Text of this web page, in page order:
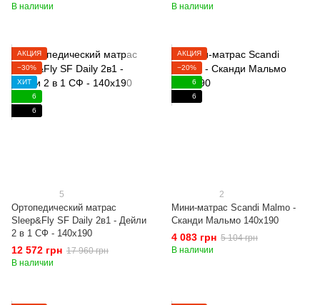
В наличии
В наличии
АКЦИЯ
−30%
ХИТ
6
6
5
Ортопедический матрас
Sleep&Fly SF Daily 2в1 - Дейли
2 в 1 СФ - 140x190
12 572 грн 17 960 грн
В наличии
АКЦИЯ
−20%
6
6
2
Мини-матрас Scandi Malmo -
Сканди Мальмо 140x190
4 083 грн 5 104 грн
В наличии